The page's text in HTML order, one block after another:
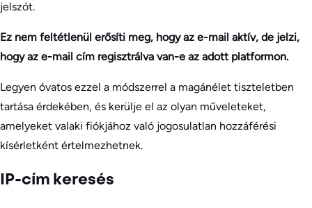
jelszót.
Ez nem feltétlenül erősíti meg, hogy az e-mail aktív, de jelzi,
hogy az e-mail cím regisztrálva van-e az adott platformon.
Legyen óvatos ezzel a módszerrel a magánélet tiszteletben
tartása érdekében, és kerülje el az olyan műveleteket,
amelyeket valaki fiókjához való jogosulatlan hozzáférési
kísérletként értelmezhetnek.
IP-cím keresés